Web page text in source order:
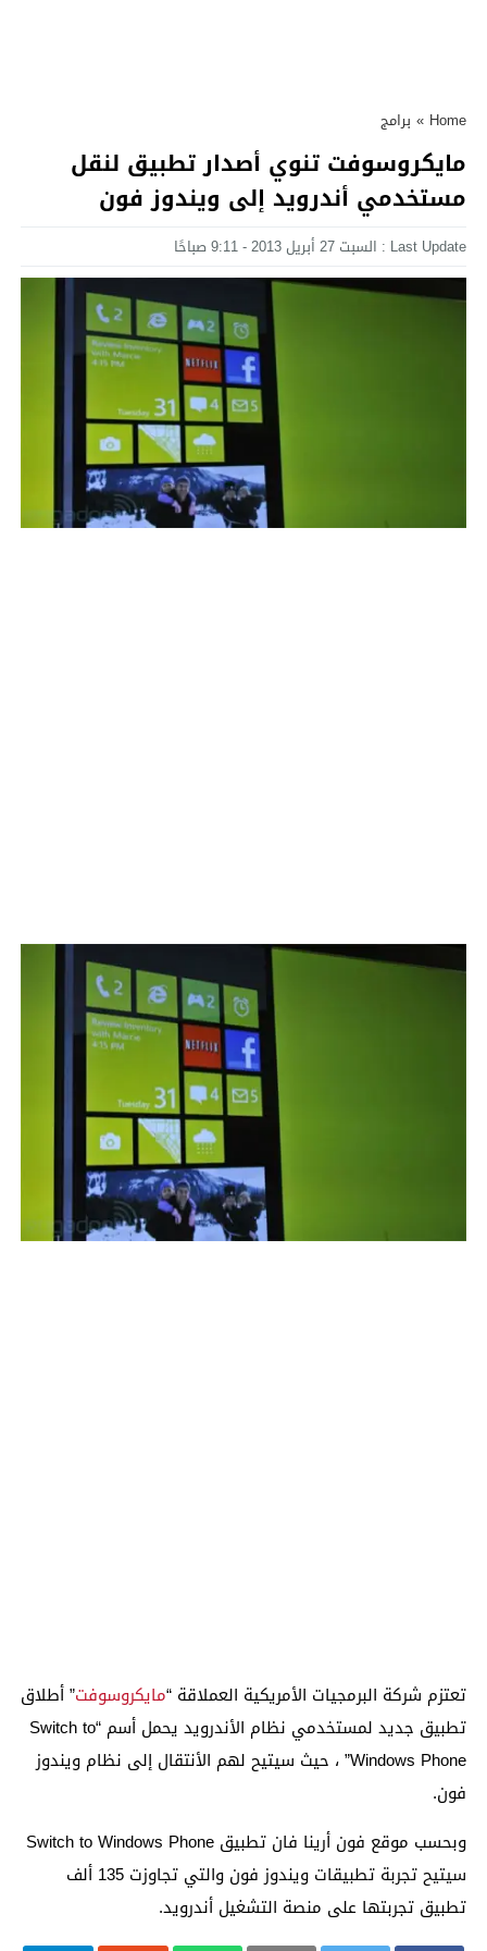
Home
» برامج
مايكروسوفت تنوي أصدار تطبيق لنقل
مستخدمي أندرويد إلى ويندوز فون
Last Update : السبت 27 أبريل 2013 - 9:11 صباحًا
تعتزم شركة البرمجيات الأمريكية العملاقة “مايكروسوفت” أطلاق
تطبيق جديد لمستخدمي نظام الأندرويد يحمل أسم “Switch to
Windows Phone” ، حيث سيتيح لهم الأنتقال إلى نظام ويندوز
فون.
وبحسب موقع فون أرينا فان تطبيق Switch to Windows Phone
سيتيح تجربة تطبيقات ويندوز فون والتي تجاوزت 135 ألف
تطبيق تجربتها على منصة التشغيل أندرويد.